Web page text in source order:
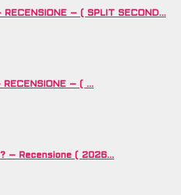
RECENSIONE – ( SPLIT SECOND…
RECENSIONE – ( …
– Recensione ( 2026…